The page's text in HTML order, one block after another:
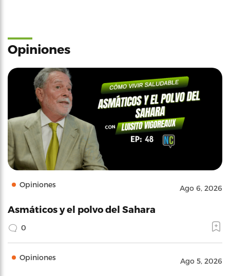
Opiniones
Opiniones Ago 6, 2026
Asmáticos y el polvo del Sahara
0
Opiniones Ago 5, 2026